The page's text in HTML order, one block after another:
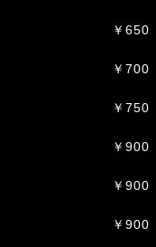
￥650
￥700
￥750
￥900
￥900
￥900